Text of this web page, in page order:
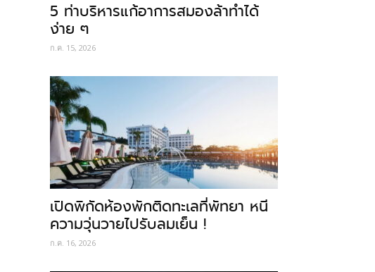
5 ท่าบริหารแก้อาการสมองล้าทำได้
ง่าย ๆ
ก.ค. 15, 2026
เปิดพิกัดห้องพักติดทะเลที่พัทยา หนี
ความวุ่นวายไปรับลมเย็น !
ก.ค. 16, 2026